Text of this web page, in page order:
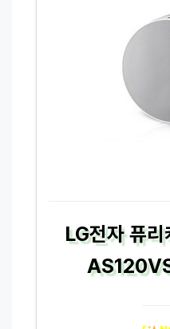
LG전자 퓨